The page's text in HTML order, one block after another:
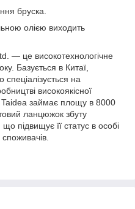
бруска.
олією виходить
— це високотехнологічне
Базується в Китаї,
спеціалізується на
високоякісної
Taidea займає площу в 8000
ланцюжок збуту
що підвищує її статус в особі